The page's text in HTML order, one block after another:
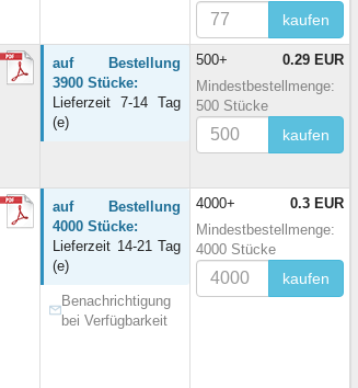
kaufen
auf Bestellung
3900 Stücke:
Lieferzeit 7-14 Tag
(e)
500+
0.29 EUR
Mindestbestellmenge:
500 Stücke
kaufen
auf Bestellung
4000 Stücke:
Lieferzeit 14-21 Tag
(e)
Benachrichtigung
bei Verfügbarkeit
4000+
0.3 EUR
Mindestbestellmenge:
4000 Stücke
kaufen